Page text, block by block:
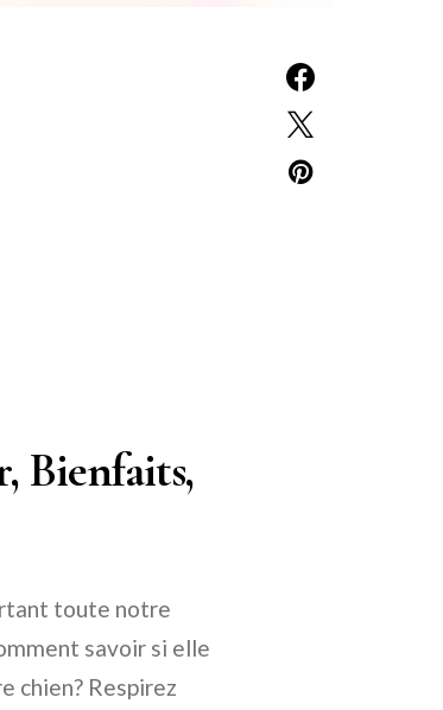
Bienfaits,
toute notre
savoir si elle
chien? Respirez